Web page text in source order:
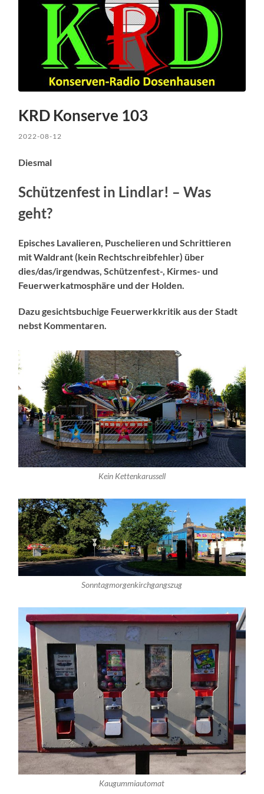
KRD Konserve 103
2022-08-12
Diesmal
Schützenfest in Lindlar! – Was
geht?
Episches Lavalieren, Puschelieren und Schrittieren
mit Waldrant (kein Rechtschreibfehler) über
dies/das/irgendwas, Schützenfest-, Kirmes- und
Feuerwerkatmosphäre und der Holden.
Dazu gesichtsbuchige Feuerwerkkritik aus der Stadt
nebst Kommentaren.
Kein Kettenkarussell
Sonntagmorgenkirchgangszug
Kaugummiautomat